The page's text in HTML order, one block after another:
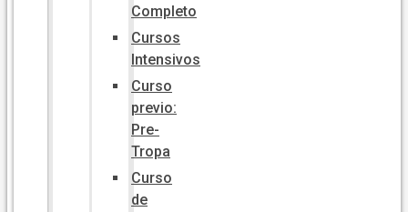
Completo
Cursos
Intensivos
Curso
previo:
Pre-
Tropa
Curso
de